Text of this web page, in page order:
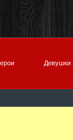
Девушки